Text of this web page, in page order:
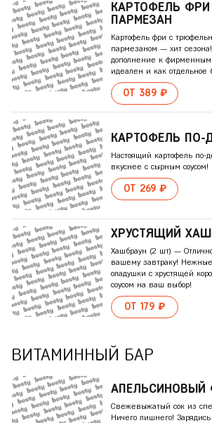
КАРТОФЕЛЬ
ПАРМЕЗАH
Картофель фри с
пармезаном — хит
дополнение к фирменным
идеален и как отдельное
европейской кухни.
ОТ 389 ₽
КАРТОФЕЛЬ ПО-
Настоящий картофель по-
вкуснее с сырным соусом!
ОТ 269 ₽
ХРУСТЯЩИЙ
Хашбраун (2 шт) —
вашему завтраку!
оладушки с хрустящей
соусом на ваш выбор!
ОТ 179 ₽
ВИТАМИННЫЙ БАР
АПЕЛЬСИНОВЫЙ
Свежевыжатый сок из
Ничего лишнего!